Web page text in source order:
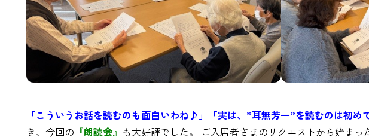
「こういうお話を読むのも面白いわね♪」「実は、”耳無芳一”を読むのは初め
き、今回の 『朗読会』 も大好評でした。 ご入居者さまのリクエストから始まっ